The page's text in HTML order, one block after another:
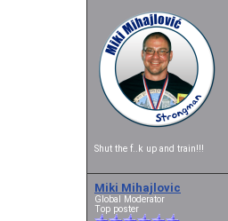
Shut the f..k up and train!!!
Miki Mihajlovic
Global Moderator
Top poster